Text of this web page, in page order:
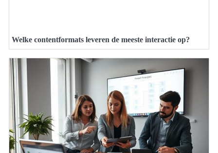
Welke contentformats leveren de meeste interactie op?